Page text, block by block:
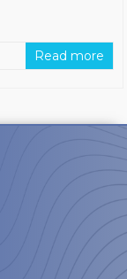
Read more